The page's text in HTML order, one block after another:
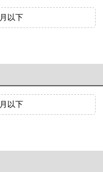
以下
以下